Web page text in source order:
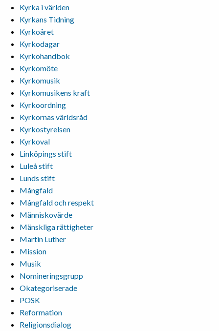
Kyrka i världen
Kyrkans Tidning
Kyrkoåret
Kyrkodagar
Kyrkohandbok
Kyrkomöte
Kyrkomusik
Kyrkomusikens kraft
Kyrkoordning
Kyrkornas världsråd
Kyrkostyrelsen
Kyrkoval
Linköpings stift
Luleå stift
Lunds stift
Mångfald
Mångfald och respekt
Människovärde
Mänskliga rättigheter
Martin Luther
Mission
Musik
Nomineringsgrupp
Okategoriserade
POSK
Reformation
Religionsdialog